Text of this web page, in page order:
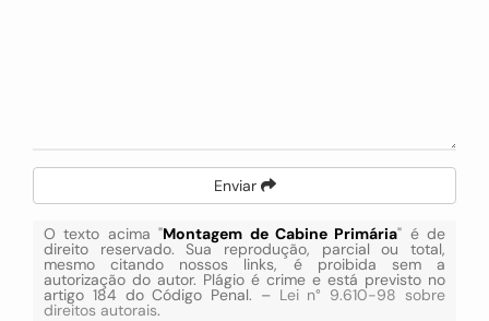
Enviar
O texto acima "Montagem de Cabine Primária" é de
direito reservado. Sua reprodução, parcial ou total,
mesmo citando nossos links, é proibida sem a
autorização do autor. Plágio é crime e está previsto no
artigo 184 do Código Penal. – Lei n° 9.610-98 sobre
direitos autorais.